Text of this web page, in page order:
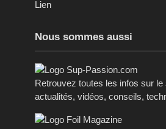
Lien
Nous sommes aussi
Retrouvez toutes les infos sur le
actualités, vidéos, conseils,